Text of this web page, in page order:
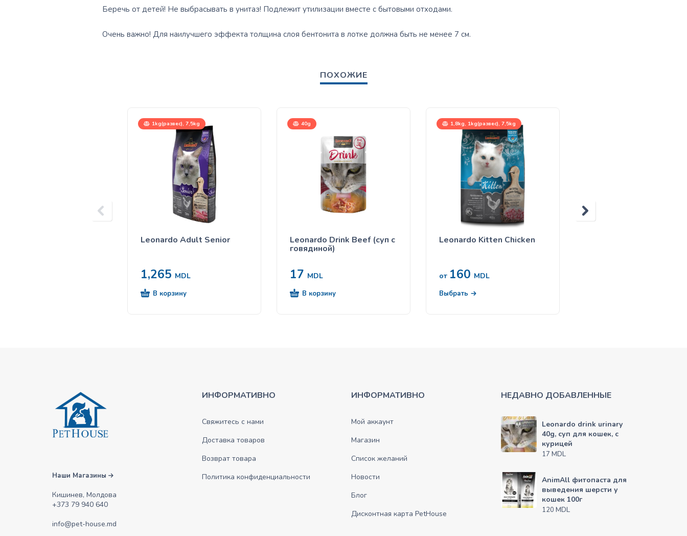
Беречь от детей! Не выбрасывать в унитаз! Подлежит утилизации вместе с бытовыми отходами.
Очень важно! Для наилучшего эффекта толщина слоя бентонита в лотке должна быть не менее 7 см.
ПОХОЖИЕ
1kg(развес), 7,5kg
Leonardo Adult Senior
1,265 MDL
В корзину
40g
Leonardo Drink Beef (суп с
говядиной)
17 MDL
В корзину
1,8kg, 1kg(развес), 7,5kg
Leonardo Kitten Chicken
от 160 MDL
Выбрать
Наши Магазины
Кишинев, Молдова
+373 79 940 640
info@pet-house.md
ИНФОРМАТИВНО
Свяжитесь с нами
Доставка товаров
Возврат товара
Политика конфиденциальности
ИНФОРМАТИВНО
Мой аккаунт
Магазин
Список желаний
Новости
Блог
Дисконтная карта PetHouse
НЕДАВНО ДОБАВЛЕННЫЕ
Leonardo drink urinary
40g, суп для кошек, с
курицей
17 MDL
AnimAll фитопаста для
выведения шерсти у
кошек 100г
120 MDL